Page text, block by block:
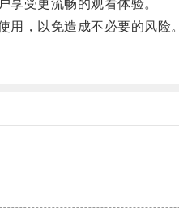
受更流畅的观看体验。
，以免造成不必要的风险。